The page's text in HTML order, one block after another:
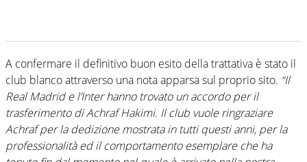
A confermare il definitivo buon esito della trattativa è stato il
club blanco attraverso una nota apparsa sul proprio sito. “Il
Real Madrid e l’Inter hanno trovato un accordo per il
trasferimento di Achraf Hakimi. Il club vuole ringraziare
Achraf per la dedizione mostrata in tutti questi anni, per la
professionalità ed il comportamento esemplare che ha